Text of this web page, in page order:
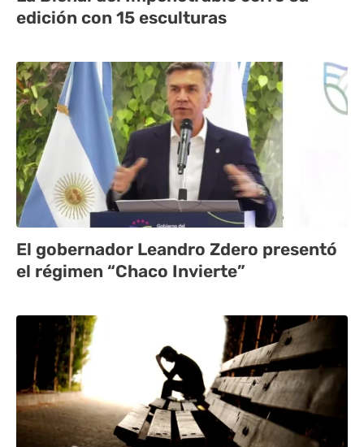
edición con 15 esculturas
El gobernador Leandro Zdero presentó
el régimen “Chaco Invierte”